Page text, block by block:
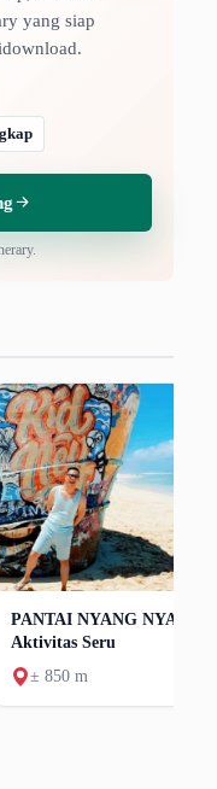
yang siap
PANTAI NYANG NYANG
Aktivitas Seru
± 850 m